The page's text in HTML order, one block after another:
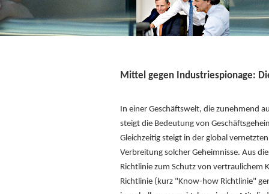
Mittel gegen Industriespionage:
In einer Geschäftswelt, die zunehmend
steigt die Bedeutung von
Gleichzeitig steigt in der global
Verbreitung solcher Geheimnisse. Aus
Richtlinie zum Schutz von vertraulichem
Richtlinie (kurz "Know-how Richtlinie"